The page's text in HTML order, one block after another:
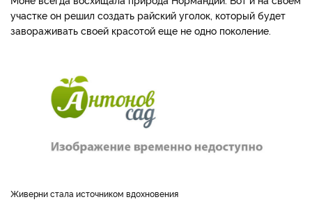
участке он решил создать райский уголок, который будет
завораживать своей красотой еще не одно поколение.
Живерни стала источником вдохновения